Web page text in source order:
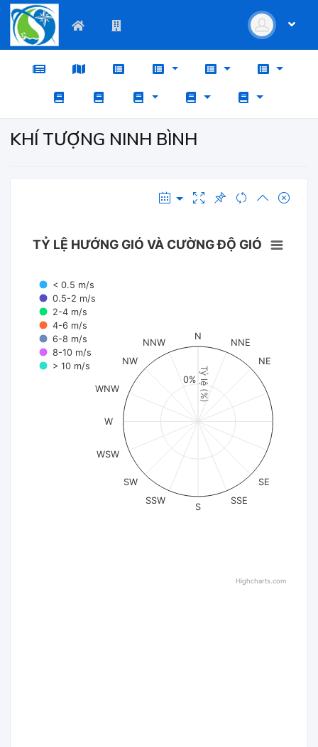
KHÍ TƯỢNG NINH BÌNH
Tỷ lệ (%)
TỶ LỆ HƯỚNG GIÓ VÀ CƯỜNG ĐỘ GIÓ
< 0.5 m/s
0.5-2 m/s
2-4 m/s
4-6 m/s
6-8 m/s
8-10 m/s
> 10 m/s
N
NNE
NE
SE
SSE
S
SSW
SW
WSW
W
WNW
NW
NNW
0%
Highcharts.com